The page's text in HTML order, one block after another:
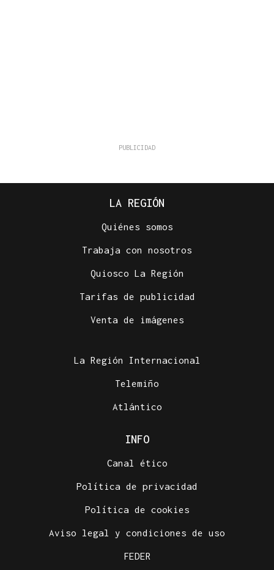
LA REGIÓN
Quiénes somos
Trabaja con nosotros
Quiosco La Región
Tarifas de publicidad
Venta de imágenes
La Región Internacional
Telemiño
Atlántico
INFO
Canal ético
Política de privacidad
Política de cookies
Aviso legal y condiciones de uso
FEDER